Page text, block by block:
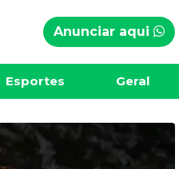
Anunciar aqui
Esportes Geral